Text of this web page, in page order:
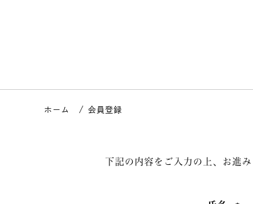
会員登録
下記の内容をご入力の上、お進み